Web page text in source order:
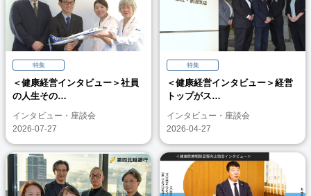
特集
＜健康経営インタビュー＞社員
の人生その…
インタビュー・座談会
2026-07-27
特集
＜健康経営インタビュー＞経営
トップがス…
インタビュー・座談会
2026-04-27